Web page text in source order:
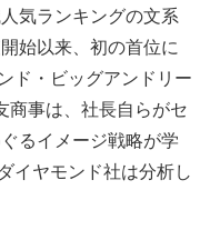
気ランキングの文系
始以来、初の首位に
ド・ビッグアンドリー
商事は、社長自らがセ
るイメージ戦略が学
イヤモンド社は分析し